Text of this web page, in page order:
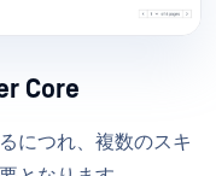
Core
につれ、複数のスキ